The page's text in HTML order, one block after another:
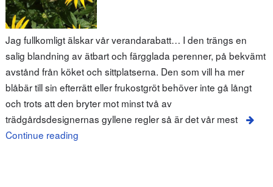
Jag fullkomligt älskar vår verandarabatt… I den trängs en
salig blandning av ätbart och färgglada perenner, på bekvämt
avstånd från köket och sittplatserna. Den som vill ha mer
blåbär till sin efterrätt eller frukostgröt behöver inte gå långt
och trots att den bryter mot minst två av
trädgårdsdesignernas gyllene regler så är det vår mest
Continue reading